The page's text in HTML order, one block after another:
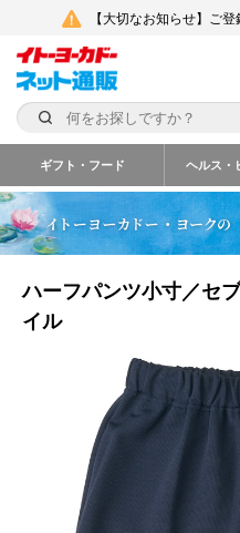
【大切なお知らせ】ご
ギフト・フード ヘルス・
ハーフパンツ小寸／セ
イル